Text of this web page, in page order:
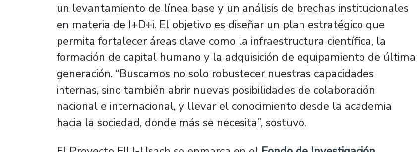
un levantamiento de línea base y un análisis de brechas institucionales
en materia de I+D+i. El objetivo es diseñar un plan estratégico que
permita fortalecer áreas clave como la infraestructura científica, la
formación de capital humano y la adquisición de equipamiento de última
generación. “Buscamos no solo robustecer nuestras capacidades
internas, sino también abrir nuevas posibilidades de colaboración
nacional e internacional, y llevar el conocimiento desde la academia
hacia la sociedad, donde más se necesita”, sostuvo.